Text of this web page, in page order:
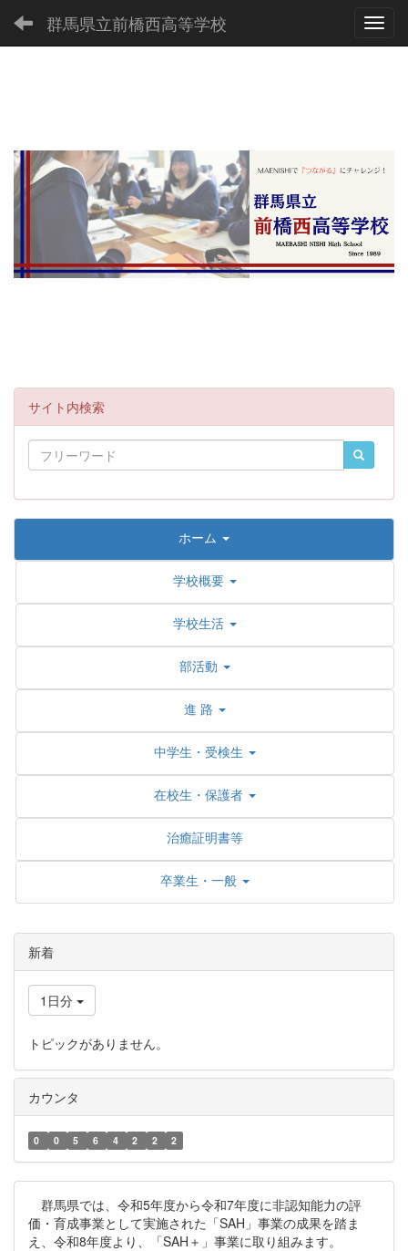
群馬県立前橋西高等学校
サイト内検索
ホーム
学校概要
学校生活
部活動
進 路
中学生・受検生
在校生・保護者
治癒証明書等
卒業生・一般
新着
1日分
トピックがありません。
カウンタ
0 0 5 6 4 2 2 2
群馬県では、令和5年度から令和7年度に非認知能力の評
価・育成事業として実施された「SAH」事業の成果を踏ま
え、令和8年度より、「SAH＋」事業に取り組みます。